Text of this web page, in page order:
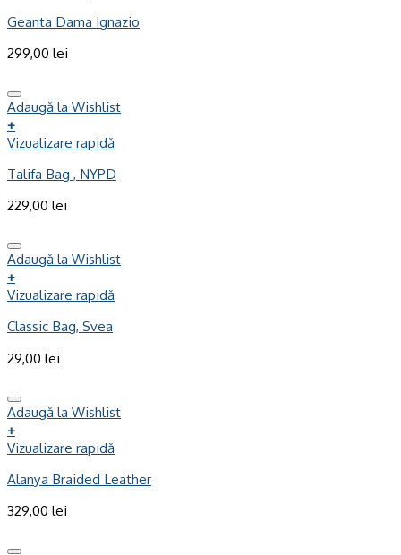
Geanta Dama Ignazio
299,00 lei
Adaugă la Wishlist
+
Vizualizare rapidă
Talifa Bag , NYPD
229,00 lei
Adaugă la Wishlist
+
Vizualizare rapidă
Classic Bag, Svea
29,00 lei
Adaugă la Wishlist
+
Vizualizare rapidă
Alanya Braided Leather
329,00 lei